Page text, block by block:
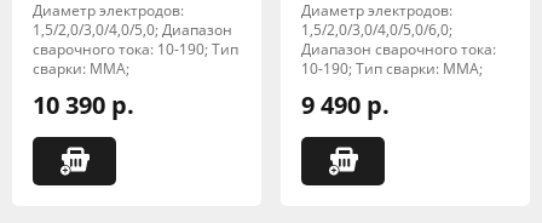
Диаметр электродов:
1,5/2,0/3,0/4,0/5,0; Диапазон
сварочного тока: 10-190; Тип
сварки: MMA;
10 390 р.
Диаметр электродов:
1,5/2,0/3,0/4,0/5,0/6,0;
Диапазон сварочного тока:
10-190; Тип сварки: MMA;
9 490 р.